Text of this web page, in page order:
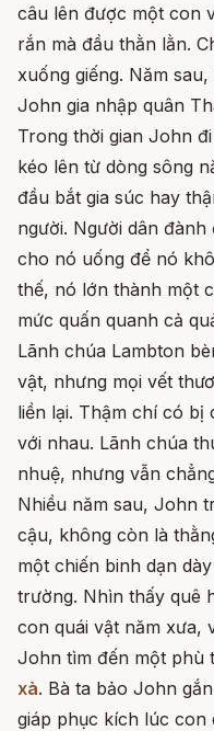
câu lên được một con
rắn mà đầu thằn lằn.
xuống giếng. Năm
John gia nhập quân
Trong thời gian John
kéo lên từ dòng sông
đầu bắt gia súc hay
người. Người dân
cho nó uống để nó
thế, nó lớn thành một
mức quấn quanh cả
Lãnh chúa Lambton
vật, nhưng mọi vết
liền lại. Thậm chí có bị
với nhau. Lãnh chúa
nhuệ, nhưng vẫn
Nhiều năm sau, John
cậu, không còn là
một chiến binh dạn
trường. Nhìn thấy quê
con quái vật năm xưa,
John tìm đến một phù
xà. Bà ta bảo John
giáp phục kích lúc con